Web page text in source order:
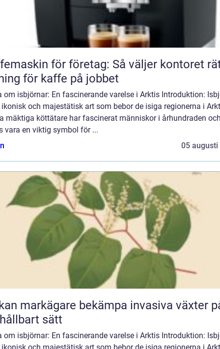
för företag: Så väljer kontoret
för kaffe på jobbet
om isbjörnar: En fascinerande varelse i Arktis Introduktion:
ikonisk och majestätisk art som bebor de isiga regionerna i
mäktiga köttätare har fascinerat människor i århundraden
vara en viktig symbol för ...
05 augusti
markägare bekämpa invasiva växter
sätt
om isbjörnar: En fascinerande varelse i Arktis Introduktion: